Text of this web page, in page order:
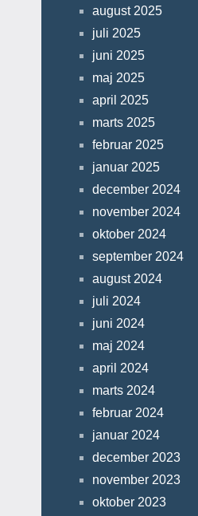
august 2025
juli 2025
juni 2025
maj 2025
april 2025
marts 2025
februar 2025
januar 2025
december 2024
november 2024
oktober 2024
september 2024
august 2024
juli 2024
juni 2024
maj 2024
april 2024
marts 2024
februar 2024
januar 2024
december 2023
november 2023
oktober 2023